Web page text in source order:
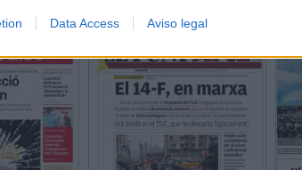
Data Access Aviso legal